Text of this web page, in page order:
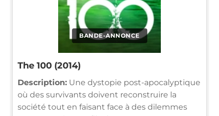
BANDE-ANNONCE
The 100 (2014)
Description: Une dystopie post-apocalyptique
où des survivants doivent reconstruire la
société tout en faisant face à des dilemmes